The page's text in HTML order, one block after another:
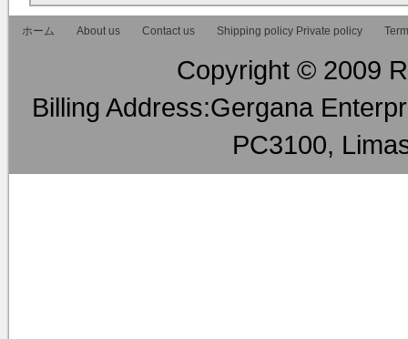
RMT
ホーム
About us Contact us Shipping policy Private policy
Copyright © 2009
Billing Address:Gergana
PC3100,